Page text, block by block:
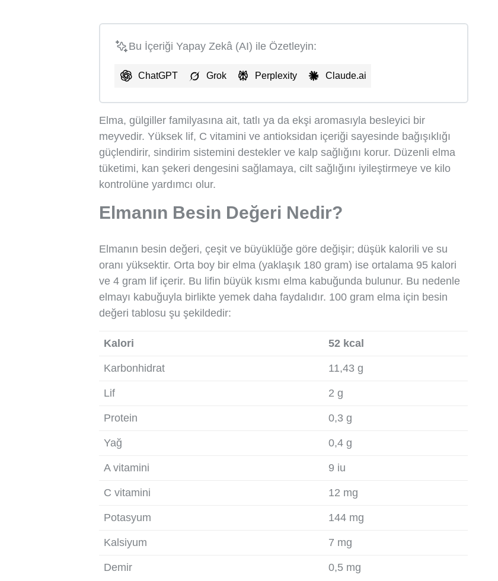
Bu İçeriği Yapay Zekâ (AI) ile Özetleyin:
ChatGPT Grok Perplexity Claude.ai
Elma, gülgiller familyasına ait, tatlı ya da ekşi aromasıyla besleyici bir
meyvedir. Yüksek lif, C vitamini ve antioksidan içeriği sayesinde bağışıklığı
güçlendirir, sindirim sistemini destekler ve kalp sağlığını korur. Düzenli elma
tüketimi, kan şekeri dengesini sağlamaya, cilt sağlığını iyileştirmeye ve kilo
kontrolüne yardımcı olur.
Elmanın Besin Değeri Nedir?
Elmanın besin değeri, çeşit ve büyüklüğe göre değişir; düşük kalorili ve su
oranı yüksektir. Orta boy bir elma (yaklaşık 180 gram) ise ortalama 95 kalori
ve 4 gram lif içerir. Bu lifin büyük kısmı elma kabuğunda bulunur. Bu nedenle
elmayı kabuğuyla birlikte yemek daha faydalıdır. 100 gram elma için besin
değeri tablosu şu şekildedir:
Kalori 52 kcal
Karbonhidrat 11,43 g
Lif 2 g
Protein 0,3 g
Yağ 0,4 g
A vitamini 9 iu
C vitamini 12 mg
Potasyum 144 mg
Kalsiyum 7 mg
Demir 0,5 mg